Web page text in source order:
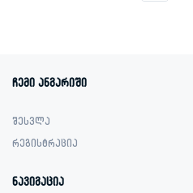
ჩემი ანგარიში
შესვლა
რეგისტრაცია
ნავიგაცია